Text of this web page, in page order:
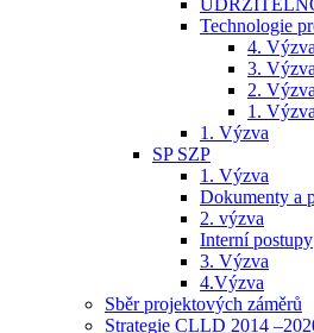
Technologie
4. Výzva
3. Výzva
2. Výzva
1. Výzva
1. Výzva
SP SZP
1. Výzva
Dokumenty a
2. výzva
Interní postupy
3. Výzva
4.Výzva
Sběr projektových záměrů
Strategie CLLD 2014